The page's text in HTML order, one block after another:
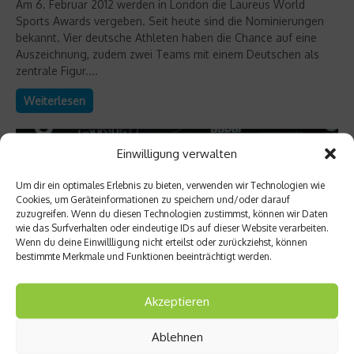
Einwilligung verwalten
Um dir ein optimales Erlebnis zu bieten, verwenden wir Technologien wie
Cookies, um Geräteinformationen zu speichern und/oder darauf
zuzugreifen. Wenn du diesen Technologien zustimmst, können wir Daten
wie das Surfverhalten oder eindeutige IDs auf dieser Website verarbeiten.
Wenn du deine Einwillligung nicht erteilst oder zurückziehst, können
bestimmte Merkmale und Funktionen beeinträchtigt werden.
Akzeptieren
Ablehnen
Am 6. Februar 2012 werden in London die Laureus World
Sports Awards vergeben. Seit heute sind die Nominierungen
bekannt. Vier deutsche Athleten haben die Chance auf eine
Auszeichnung, zudem zwei Teams mit einem Deutschen als
zentrale Figur....
Weiterlesen